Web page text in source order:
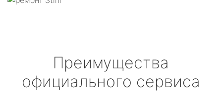
Преимущества
официального сервиса